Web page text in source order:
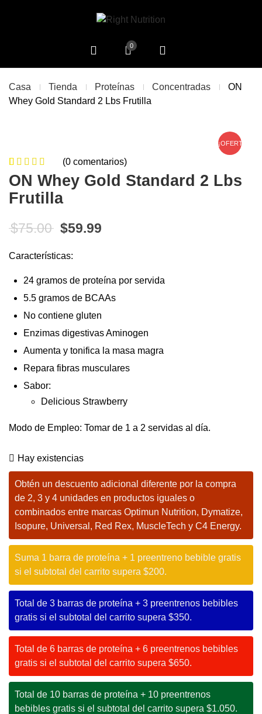
0
Casa Tienda Proteínas Concentradas
ON
Whey Gold Standard 2 Lbs Frutilla
¡OFERTA!
0de
5
based on
0
customer
(0 comentarios)
ON Whey Gold Standard 2 Lbs
Frutilla
$75.00 El precio original era: $75.00.
$59.99
Características:
24 gramos de proteína por servida
5.5 gramos de BCAAs
No contiene gluten
Enzimas digestivas Aminogen
Aumenta y tonifica la masa magra
Repara fibras musculares
Sabor:
Delicious Strawberry
Modo de Empleo: Tomar de 1 a 2 servidas al día.
Hay existencias
Obtén un descuento adicional diferente por la compra
de 2, 3 y 4 unidades en productos iguales o
combinados entre marcas Optimun Nutrition, Dymatize,
Isopure, Universal, Red Rex, MuscleTech y C4 Energy.
Suma 1 barra de proteína + 1 preentreno bebible gratis
si el subtotal del carrito supera $200.
Total de 3 barras de proteína + 3 preentrenos bebibles
gratis si el subtotal del carrito supera $350.
Total de 6 barras de proteína + 6 preentrenos bebibles
gratis si el subtotal del carrito supera $650.
Total de 10 barras de proteína + 10 preentrenos
bebibles gratis si el subtotal del carrito supera $1.050.